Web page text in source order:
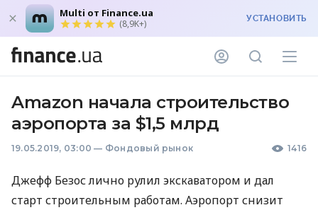
Multi от Finance.ua
(8,9K+) УСТАНОВИТЬ
Amazon начала строительство
аэропорта за $1,5 млрд
19.05.2019, 03:00 — Фондовый рынок 1416
Джефф Безос лично рулил экскаватором и дал
старт строительным работам. Аэропорт снизит